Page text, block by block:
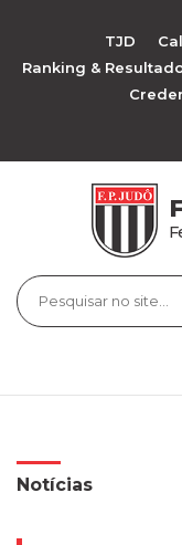
TJD
Ranking &
Notícias